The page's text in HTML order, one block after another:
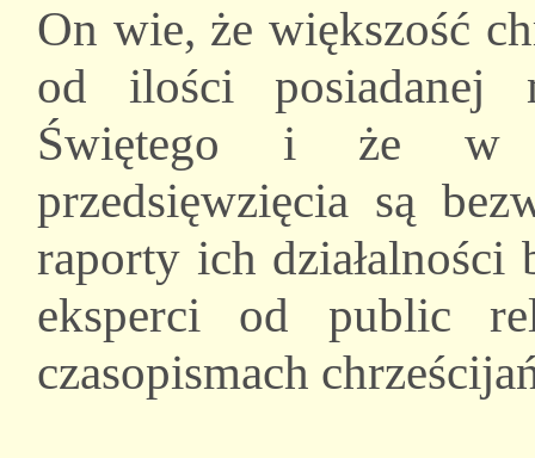
On wie, że większość
od ilości posiadanej
Świętego i że w
przedsięwzięcia są
raporty ich
eksperci od public
czasopismach